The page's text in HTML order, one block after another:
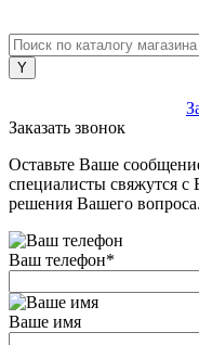
Заказать звонок
Оставьте Ваше
специалисты свяжутся
решения Вашего вопроса.
Ваш телефон*
Ваше имя